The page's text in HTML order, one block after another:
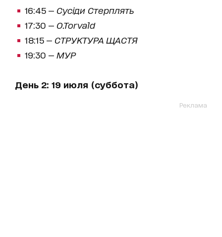
16:45 — Сусіди Стерплять
17:30 — O.Torvald
18:15 — СТРУКТУРА ЩАСТЯ
19:30 — МУР
День 2: 19 июля (суббота)
Реклама